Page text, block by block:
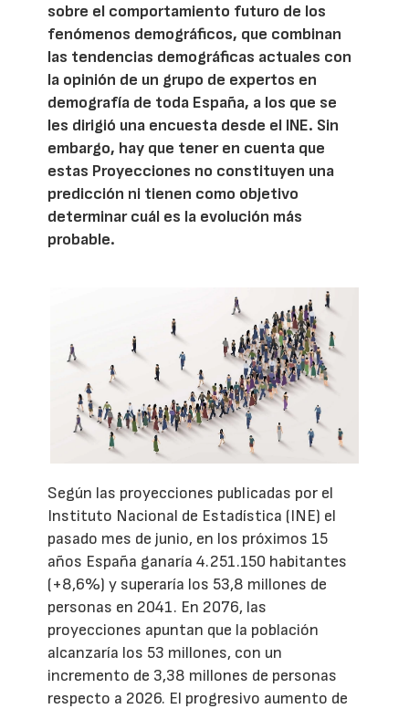
sobre el comportamiento futuro de los
fenómenos demográficos, que combinan
las tendencias demográficas actuales con
la opinión de un grupo de expertos en
demografía de toda España, a los que se
les dirigió una encuesta desde el INE. Sin
embargo, hay que tener en cuenta que
estas Proyecciones no constituyen una
predicción ni tienen como objetivo
determinar cuál es la evolución más
probable.
Según las proyecciones publicadas por el
Instituto Nacional de Estadística (INE) el
pasado mes de junio, en los próximos 15
años España ganaría 4.251.150 habitantes
(+8,6%) y superaría los 53,8 millones de
personas en 2041. En 2076, las
proyecciones apuntan que la población
alcanzaría los 53 millones, con un
incremento de 3,38 millones de personas
respecto a 2026. El progresivo aumento de